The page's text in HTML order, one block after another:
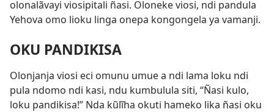
olonalãvayi viosipitali ñasi. Oloneke viosi, ndi pandula
Yehova omo lioku linga onepa kongongela ya vamanji.
OKU PANDIKISA
Olonjanja viosi eci omunu umue a ndi lama loku ndi
pula ndomo ndi kasi, ndu kumbulula siti, “Ñasi kulo,
loku pandikisa!” Nda kũlĩha okuti hameko lika ñasi oku